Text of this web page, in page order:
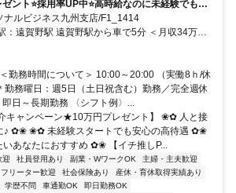
ント⭐採用率UP中⭐️高時給なのに未経験でも楽
100％＆連休もOK！20代・30代男女活躍中！
ナルビジネス九州支店/F1_1414
ら車で5分 ＜月収34万円
し・20代～30代活躍中＞ ★紹介予定派遣 ★北
市、宮若市、福智町、鞍手町、中間市、田川
、嘉麻市など周辺エリアから通勤するスタッフが
勤務時間について＞ 10:00～20:00 （実働8ｈ/休
勤務曜日：週5日（土日祝含む）勤務／完全週休
日～長期勤務 〈シフト例〉...
キャンペーン★10万円プレゼント】 ❀✿ 人と接
♪ ✿❀ ❀✿ 未経験スタートでも安心の高待遇 ✿❀
あなたにおすすめ ✿❀ 【イチ推しP...
迎 社員登用あり 副業・WワークOK
主婦・主夫歓迎
フリーター歓迎 社会保険あり
産休・育休取得実績あり
学歴不問 車通勤OK
即日勤務OK